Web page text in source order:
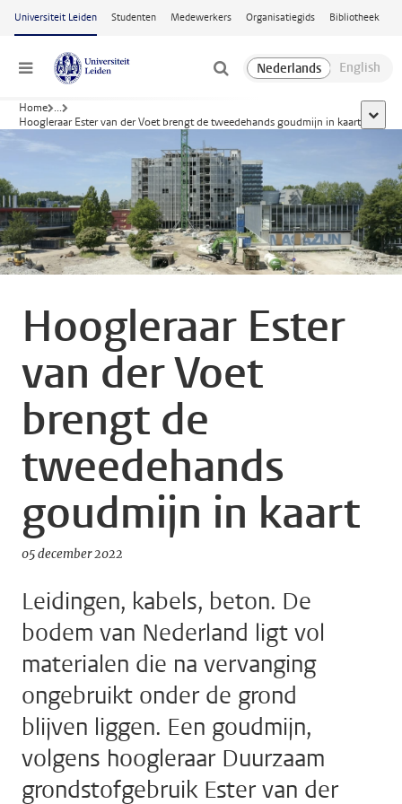
Ga naar hoofdinhoud
Universiteit Leiden Studenten Medewerkers Organisatiegids Bibliotheek
Menu
Home ...
Hoogleraar Ester van der Voet brengt de tweedehands goudmijn in kaart toon
Hoogleraar Ester
van der Voet
brengt de
tweedehands
goudmijn in kaart
05 december 2022
Leidingen, kabels, beton. De
bodem van Nederland ligt vol
materialen die na vervanging
ongebruikt onder de grond
blijven liggen. Een goudmijn,
volgens hoogleraar Duurzaam
grondstofgebruik Ester van der